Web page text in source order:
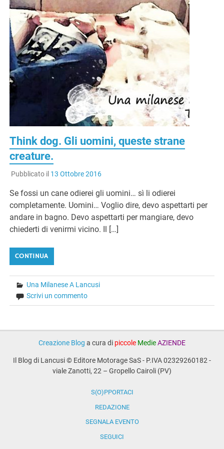
Think dog. Gli uomini, queste strane
creature.
Pubblicato il 13 Ottobre 2016
Se fossi un cane odierei gli uomini… sì li odierei
completamente. Uomini… Voglio dire, devo aspettarti per
andare in bagno. Devo aspettarti per mangiare, devo
chiederti di venirmi vicino. Il […]
CONTINUA
Una Milanese A Lancusi
Scrivi un commento
Creazione Blog a cura di piccole MedieAZIENDE
Il Blog di Lancusi © Editore Motorage SaS - P.IVA 02329260182 -
viale Zanotti, 22 – Gropello Cairoli (PV)
S(O)PPORTACI
REDAZIONE
SEGNALA EVENTO
SEGUICI